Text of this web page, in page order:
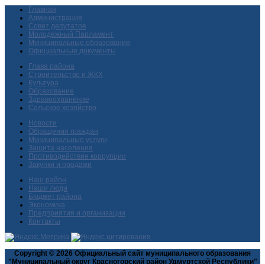
Главная
Администрация
Совет депутатов
Молодежный Парламент
Муниципальные образования
Официальные документы
Глава района
Строительство и ЖКХ
Культура
Образование
Здравоохранение
Сельское хозяйство
Новости
Обращения граждан
Муниципальные услуги
Защита населения
Противодействие коррупции
Закупки и продажи
Наш район
Наши люди
Бюджет района
Экономика
Предприятия и организации
Контакты
Copyright © 2026 Официальный сайт муниципального образования
"Муниципальный округ Красногорский район Удмуртской Республики"